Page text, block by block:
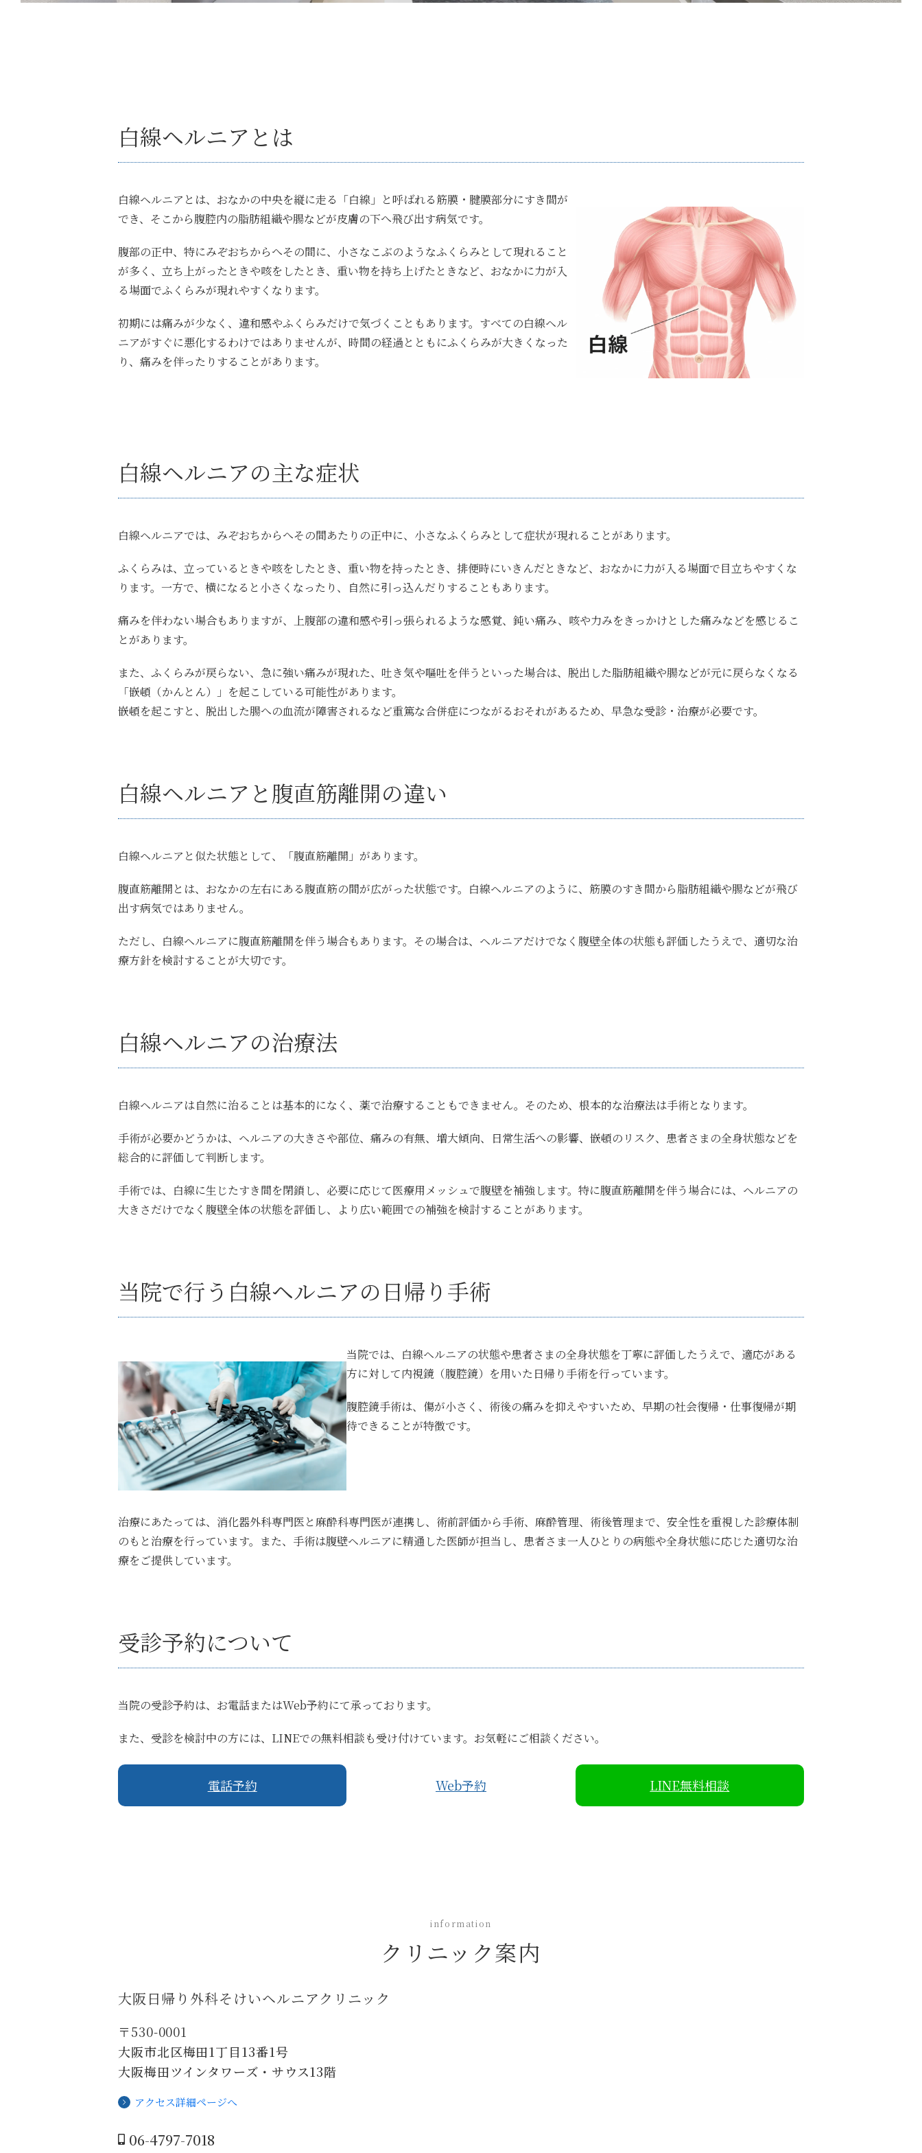
白線ヘルニアとは
白線ヘルニアとは、おなかの中央を縦に走る「白線」と呼ばれる筋膜・腱膜部分にすき間が
でき、そこから腹腔内の脂肪組織や腸などが皮膚の下へ飛び出す病気です。
腹部の正中、特にみぞおちからへその間に、小さなこぶのようなふくらみとして現れること
が多く、立ち上がったときや咳をしたとき、重い物を持ち上げたときなど、おなかに力が入
る場面でふくらみが現れやすくなります。
初期には痛みが少なく、違和感やふくらみだけで気づくこともあります。すべての白線ヘル
ニアがすぐに悪化するわけではありませんが、時間の経過とともにふくらみが大きくなった
り、痛みを伴ったりすることがあります。
白線ヘルニアの主な症状
白線ヘルニアでは、みぞおちからへその間あたりの正中に、小さなふくらみとして症状が現れることがあります。
ふくらみは、立っているときや咳をしたとき、重い物を持ったとき、排便時にいきんだときなど、おなかに力が入る場面で目立ちやすくな
ります。一方で、横になると小さくなったり、自然に引っ込んだりすることもあります。
痛みを伴わない場合もありますが、上腹部の違和感や引っ張られるような感覚、鈍い痛み、咳や力みをきっかけとした痛みなどを感じるこ
とがあります。
また、ふくらみが戻らない、急に強い痛みが現れた、吐き気や嘔吐を伴うといった場合は、脱出した脂肪組織や腸などが元に戻らなくなる
「嵌頓（かんとん）」を起こしている可能性があります。
嵌頓を起こすと、脱出した腸への血流が障害されるなど重篤な合併症につながるおそれがあるため、早急な受診・治療が必要です。
白線ヘルニアと腹直筋離開の違い
白線ヘルニアと似た状態として、「腹直筋離開」があります。
腹直筋離開とは、おなかの左右にある腹直筋の間が広がった状態です。白線ヘルニアのように、筋膜のすき間から脂肪組織や腸などが飛び
出す病気ではありません。
ただし、白線ヘルニアに腹直筋離開を伴う場合もあります。その場合は、ヘルニアだけでなく腹壁全体の状態も評価したうえで、適切な治
療方針を検討することが大切です。
白線ヘルニアの治療法
白線ヘルニアは自然に治ることは基本的になく、薬で治療することもできません。そのため、根本的な治療法は手術となります。
手術が必要かどうかは、ヘルニアの大きさや部位、痛みの有無、増大傾向、日常生活への影響、嵌頓のリスク、患者さまの全身状態などを
総合的に評価して判断します。
手術では、白線に生じたすき間を閉鎖し、必要に応じて医療用メッシュで腹壁を補強します。特に腹直筋離開を伴う場合には、ヘルニアの
大きさだけでなく腹壁全体の状態を評価し、より広い範囲での補強を検討することがあります。
当院で行う白線ヘルニアの日帰り手術
当院では、白線ヘルニアの状態や患者さまの全身状態を丁寧に評価したうえで、適応がある
方に対して内視鏡（腹腔鏡）を用いた日帰り手術を行っています。
腹腔鏡手術は、傷が小さく、術後の痛みを抑えやすいため、早期の社会復帰・仕事復帰が期
待できることが特徴です。
治療にあたっては、消化器外科専門医と麻酔科専門医が連携し、術前評価から手術、麻酔管理、術後管理まで、安全性を重視した診療体制
のもと治療を行っています。また、手術は腹壁ヘルニアに精通した医師が担当し、患者さま一人ひとりの病態や全身状態に応じた適切な治
療をご提供しています。
受診予約について
当院の受診予約は、お電話またはWeb予約にて承っております。
また、受診を検討中の方には、LINEでの無料相談も受け付けています。お気軽にご相談ください。
電話予約 Web予約 LINE無料相談
information
クリニック案内
大阪日帰り外科そけいヘルニアクリニック
〒530-0001
大阪市北区梅田1丁目13番1号
大阪梅田ツインタワーズ・サウス13階
アクセス詳細ページへ
06-4797-7018